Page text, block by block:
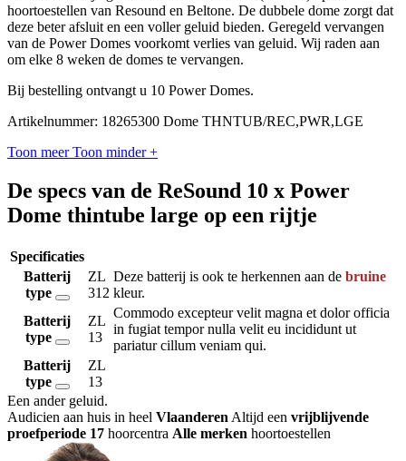
hoortoestellen van Resound en Beltone. De dubbele dome zorgt dat
deze beter afsluit en een voller geluid bieden. Geregeld vervangen
van de Power Domes voorkomt verlies van geluid. Wij raden aan
om elke 8 weken de domes te vervangen.
Bij bestelling ontvangt u 10 Power Domes.
Artikelnummer: 18265300 Dome THNTUB/REC,PWR,LGE
Toon meer Toon minder +
De specs van de ReSound 10 x Power
Dome thintube large op een rijtje
Specificaties
Batterij
type
ZL
312
Deze batterij is ook te herkennen aan de bruine
kleur.
Batterij
type
ZL
13
Commodo excepteur velit magna et dolor officia
in fugiat tempor nulla velit eu incididunt ut
pariatur cillum veniam qui.
Batterij
type
ZL
13
Een ander geluid.
Audicien aan huis in heel Vlaanderen Altijd een vrijblijvende
proefperiode 17 hoorcentra Alle merken hoortoestellen